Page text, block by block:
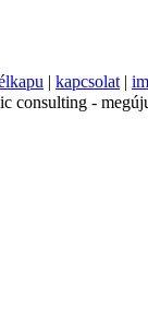
| kapcsolat |
consulting -